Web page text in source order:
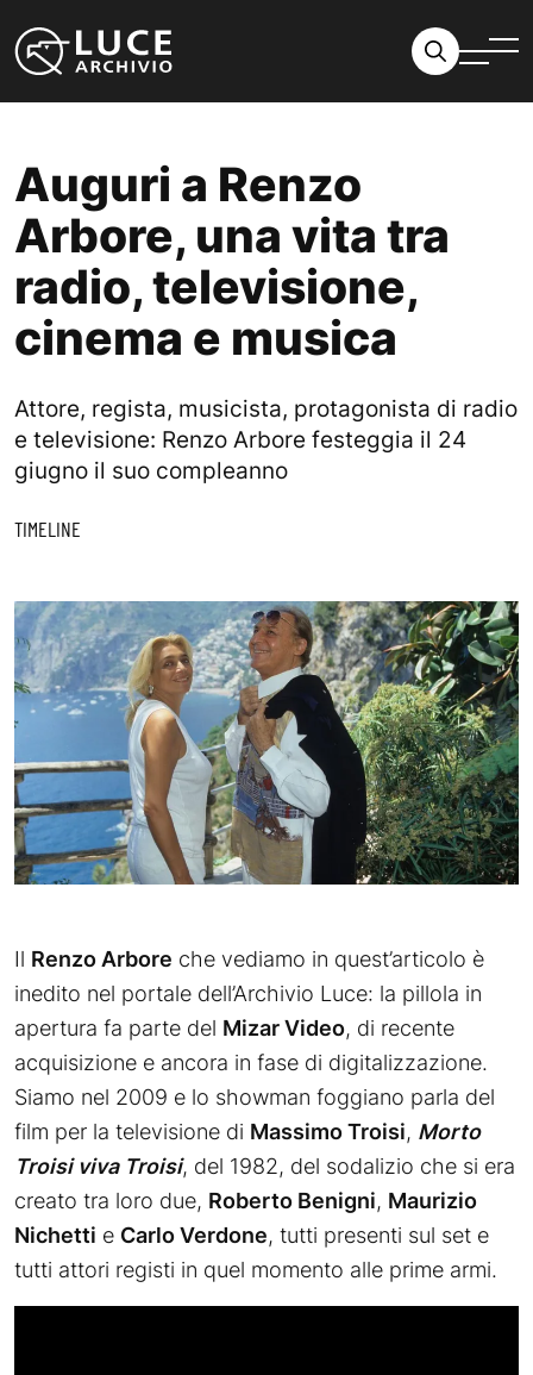
Auguri a Renzo
Arbore, una vita tra
radio, televisione,
cinema e musica
Attore, regista, musicista, protagonista di radio
e televisione: Renzo Arbore festeggia il 24
giugno il suo compleanno
TIMELINE
Il Renzo Arbore che vediamo in quest’articolo è
inedito nel portale dell’Archivio Luce: la pillola in
apertura fa parte del Mizar Video, di recente
acquisizione e ancora in fase di digitalizzazione.
Siamo nel 2009 e lo showman foggiano parla del
film per la televisione di Massimo Troisi, Morto
Troisi viva Troisi, del 1982, del sodalizio che si era
creato tra loro due, Roberto Benigni, Maurizio
Nichetti e Carlo Verdone, tutti presenti sul set e
tutti attori registi in quel momento alle prime armi.